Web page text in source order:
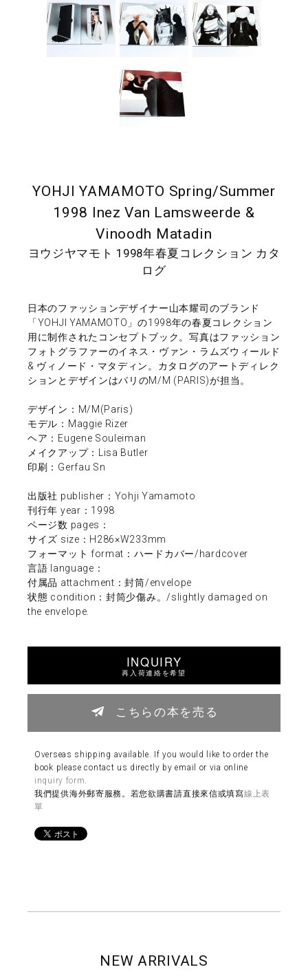
YOHJI YAMAMOTO Spring/Summer
1998 Inez Van Lamsweerde &
Vinoodh Matadin
ヨウジヤマモト 1998年春夏コレクション カタ
ログ
日本のファッションデザイナー山本耀司のブランド
「YOHJI YAMAMOTO」の1998年の春夏コレクション
用に制作されたコンセプトブック。写真はファッション
フォトグラファーのイネス・ヴァン・ラムズウィールド
& ヴィノード・マタディン。カタログのアートディレク
ションとデザインはパリのM/M (PARIS)が担当。
デザイン：M/M(Paris)
モデル：Maggie Rizer
ヘア：Eugene Souleiman
メイクアップ：Lisa Butler
印刷：Gerfau Sn
出版社 publisher：Yohji Yamamoto
刊行年 year：1998
ページ数 pages：
サイズ size：H286×W233mm
フォーマット format：ハードカバー/hardcover
言語 language：
付属品 attachment：封筒/envelope
状態 condition：封筒少傷み。/slightly damaged on
the envelope.
INQUIRY
再入荷連絡を希望
こちらの本を売る
Overseas shipping available. If you would like to order the
book please contact us directly by email or via online
inquiry form.
我們提供海外郵寄服務。若您欲購書請直接來信或填寫線上表
單
NEW ARRIVALS